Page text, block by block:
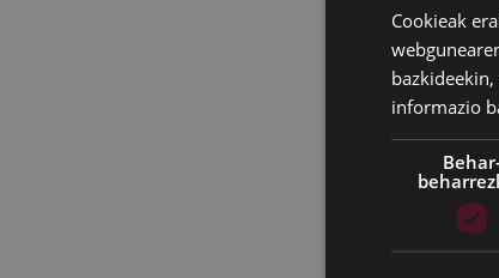
Udal
Cookieak
informazio